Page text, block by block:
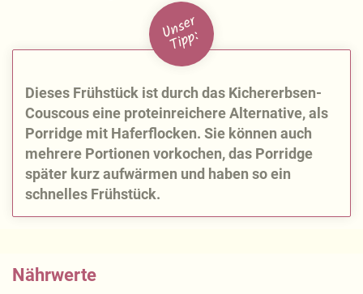
U
n
s
e
r
Ti
p
p:
Dieses Frühstück ist durch das Kichererbsen-
Couscous eine proteinreichere Alternative, als
Porridge mit Haferflocken. Sie können auch
mehrere Portionen vorkochen, das Porridge
später kurz aufwärmen und haben so ein
schnelles Frühstück.
Nährwerte